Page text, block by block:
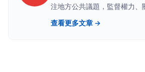
注地方公共議題，監督權力、
蹤全國重大新聞事件，持續報
關的重要資訊。
查看更多文章 →